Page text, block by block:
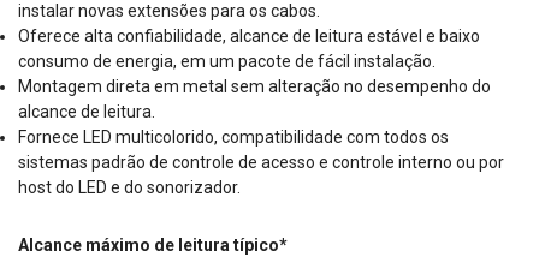
instalar novas extensões para os cabos.
Oferece alta confiabilidade, alcance de leitura estável e baixo
consumo de energia, em um pacote de fácil instalação.
Montagem direta em metal sem alteração no desempenho do
alcance de leitura.
Fornece LED multicolorido, compatibilidade com todos os
sistemas padrão de controle de acesso e controle interno ou por
host do LED e do sonorizador.
Alcance máximo de leitura típico*